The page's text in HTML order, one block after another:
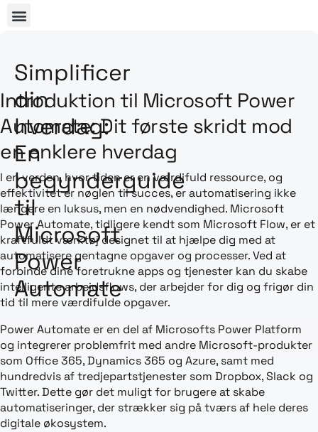
Simplificer
din
hverdag:
En
begynderguide
til
Microsoft
Power
Automate
Introduktion til Microsoft Power
Automate: Dit første skridt mod
en enklere hverdag
I en verden, hvor tiden er en værdifuld ressource, og
effektivitet er nøglen til succes, er automatisering ikke
længere en luksus, men en nødvendighed. Microsoft
Power Automate, tidligere kendt som Microsoft Flow, er et
kraftfuldt værktøj designet til at hjælpe dig med at
automatisere gentagne opgaver og processer. Ved at
forbinde dine foretrukne apps og tjenester kan du skabe
intelligente arbejdsflows, der arbejder for dig og frigør din
tid til mere værdifulde opgaver.
Power Automate er en del af Microsofts Power Platform
og integrerer problemfrit med andre Microsoft-produkter
som Office 365, Dynamics 365 og Azure, samt med
hundredvis af tredjepartstjenester som Dropbox, Slack og
Twitter. Dette gør det muligt for brugere at skabe
automatiseringer, der strækker sig på tværs af hele deres
digitale økosystem.